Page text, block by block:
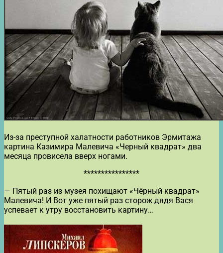
Из-за преступной халатности работников Эрмитажа
картина Казимира Малевича «Черный квадрат» два
месяца провисела вверх ногами.
****************
— Пятый раз из музея похищают «Чёрный квадрат»
Малевича! И Вот уже пятый раз сторож дядя Вася
успевает к утру восстановить картину…